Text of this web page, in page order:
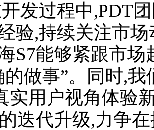
发过程中,PDT
验,持续关注市
S7能够紧跟市
的做事”。同时,
实用户视角体验
迭代升级,力争